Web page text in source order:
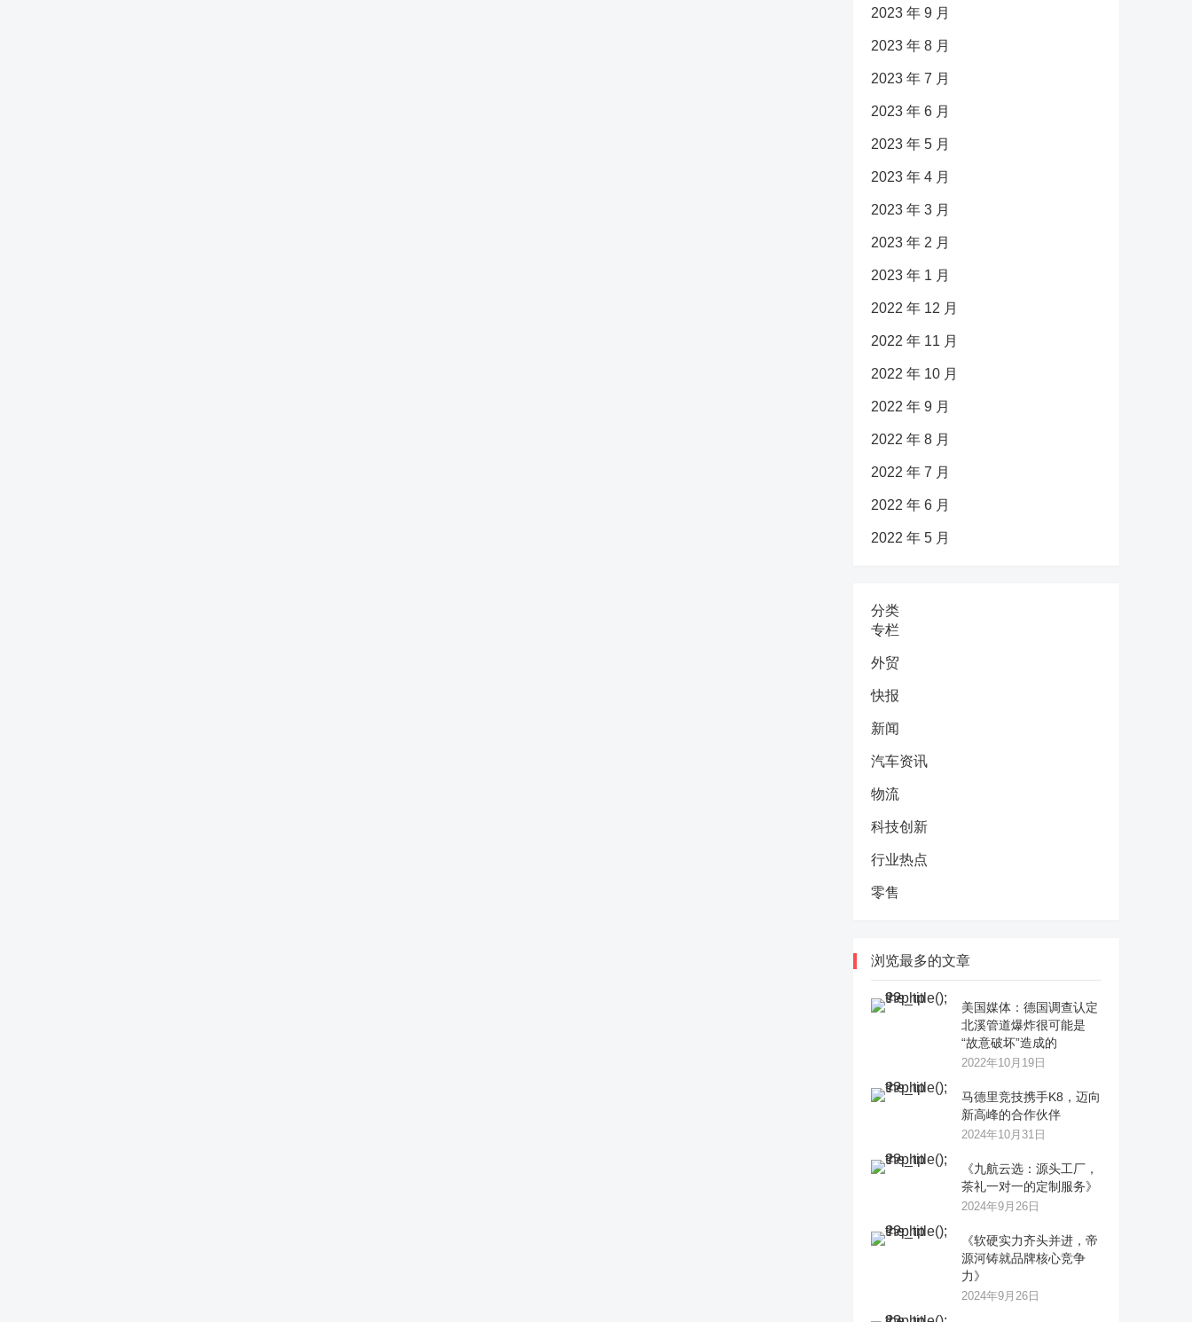
2023 年 9 月
2023 年 8 月
2023 年 7 月
2023 年 6 月
2023 年 5 月
2023 年 4 月
2023 年 3 月
2023 年 2 月
2023 年 1 月
2022 年 12 月
2022 年 11 月
2022 年 10 月
2022 年 9 月
2022 年 8 月
2022 年 7 月
2022 年 6 月
2022 年 5 月
分类
专栏
外贸
快报
新闻
汽车资讯
物流
科技创新
行业热点
零售
浏览最多的文章
美国媒体：德国调查认定
北溪管道爆炸很可能是
“故意破坏”造成的
2022年10月19日
马德里竞技携手K8，迈向
新高峰的合作伙伴
2024年10月31日
《九航云选：源头工厂，
茶礼一对一的定制服务》
2024年9月26日
《软硬实力齐头并进，帝
源河铸就品牌核心竞争
力》
2024年9月26日